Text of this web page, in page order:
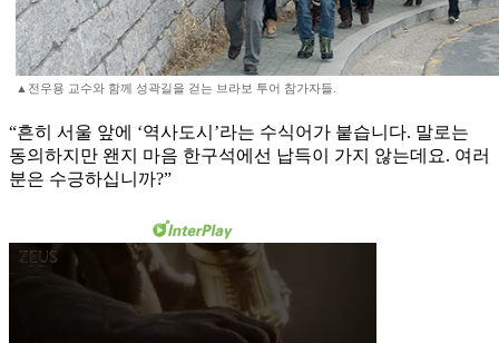
▲전우용 교수와 함께 성곽길을 걷는 브라보 투어 참가자들.
“흔히 서울 앞에 ‘역사도시’라는 수식어가 붙습니다. 말로는
동의하지만 왠지 마음 한구석에선 납득이 가지 않는데요. 여러
분은 수긍하십니까?”